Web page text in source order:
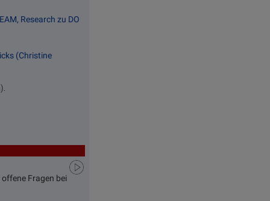
Research zu DO
(Christine
offene Fragen bei